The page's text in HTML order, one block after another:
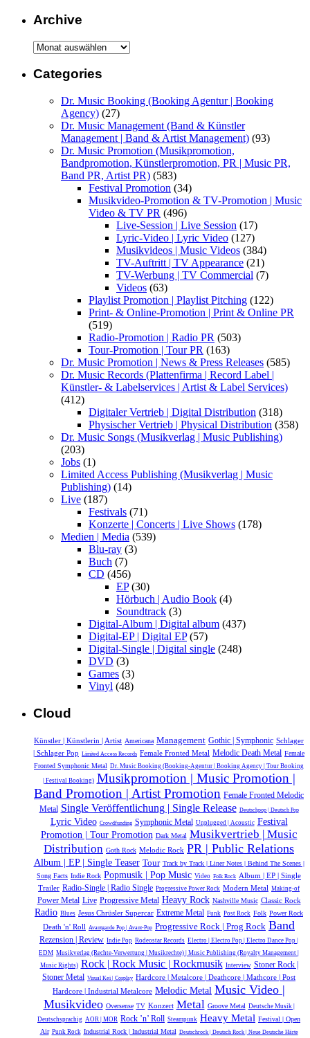
Archive
Archive
Categories
Dr. Music Booking (Booking Agentur | Booking
Agency) (27)
Dr. Music Management (Band & Künstler
Management | Band & Artist Management) (93)
Dr. Music Promotion (Musikpromotion,
Bandpromotion, Künstlerpromotion, PR | Music PR,
Band PR, Artist PR) (583)
Festival Promotion (34)
Musikvideo-Promotion & TV-Promotion | Music
Video & TV PR (496)
Live-Session | Live Session (17)
Lyric-Video | Lyric Video (127)
Musikvideos | Music Videos (384)
TV-Auftritt | TV Appearance (21)
TV-Werbung | TV Commercial (7)
Videos (63)
Playlist Promotion | Playlist Pitching (122)
Print- & Online-Promotion | Print & Online PR
(519)
Radio-Promotion | Radio PR (503)
Tour-Promotion | Tour PR (163)
Dr. Music Promotion | News & Press Releases (585)
Dr. Music Records (Plattenfirma | Record Label |
Künstler- & Labelservices | Artist & Label Services)
(412)
Digitaler Vertrieb | Digital Distribution (318)
Physischer Vertrieb | Physical Distribution (358)
Dr. Music Songs (Musikverlag | Music Publishing)
(203)
Jobs (1)
Limited Access Publishing (Musikverlag | Music
Publishing) (14)
Live (187)
Festivals (71)
Konzerte | Concerts | Live Shows (178)
Medien | Media (539)
Blu-ray (3)
Buch (7)
CD (456)
EP(30)
Hörbuch | Audio Book (4)
Soundtrack (3)
Digital-Album | Digital album (437)
Digital-EP | Digital EP(57)
Digital-Single | Digital single (248)
DVD (3)
Games (3)
Vinyl (48)
Cloud
Künstler | Künstlerin | Artist Americana Management Gothic | Symphonic Schlager
| Schlager Pop Limited Access Records Female Fronted Metal Melodic Death Metal Female
Fronted Symphonic Metal Dr. Music Booking (Booking-Agentur | Booking Agency | Tour Booking
| Festival Booking) Musikpromotion | Music Promotion |
Band Promotion | Artist Promotion Female Fronted Melodic
Metal Single Veröffentlichung | Single Release Deutschpop | Deutsch Pop
Lyric Video Crowdfunding Symphonic Metal Unplugged | Acoustic Festival
Promotion | Tour Promotion Dark Metal Musikvertrieb | Music
Distribution Goth Rock Melodic Rock PR | Public Relations
Album | EP | Single Teaser Tour Track by Track | Liner Notes | Behind The Scenes |
Song Facts Indie Rock Popmusik | Pop Music Video Folk Rock Album | EP | Single
Trailer Radio-Single | Radio Single Progressive Power Rock Modern Metal Making-of
Power Metal Live Progressive Metal Heavy Rock Nashville Music Classic Rock
Radio Blues Jesus Chrüsler Supercar Extreme Metal Funk Post Rock Folk Power Rock
Death 'n' Roll Avantgarde Pop | Avant-Pop Progressive Rock | Prog Rock Band
Rezension | Review Indie Pop Rodeostar Records Electro | Electro Pop | Electro Dance Pop |
EDM Musikverlag (Rechte-Verwertung | Musikrechte) | Music Publishing (Royalty Management |
Music Rights) Rock | Rock Music | Rockmusik Interview Stoner Rock |
Stoner Metal Visual Kei | Cosplay Hardcore | Metalcore | Deathcore | Mathcore | Post
Hardcore | Industrial Metalcore Melodic Metal Music Video |
Musikvideo Oversense TV Konzert Metal Groove Metal Deutsche Musik |‎
Deutschsprachig AOR | MOR Rock ’n’ Roll Steampunk Heavy Metal Festival | Open
Air Punk Rock Industrial Rock | Industrial Metal Deutschrock | Deutsch Rock | Neue Deutsche Härte